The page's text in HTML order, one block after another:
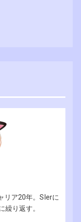
リア20年。SIerに
繰り返す。